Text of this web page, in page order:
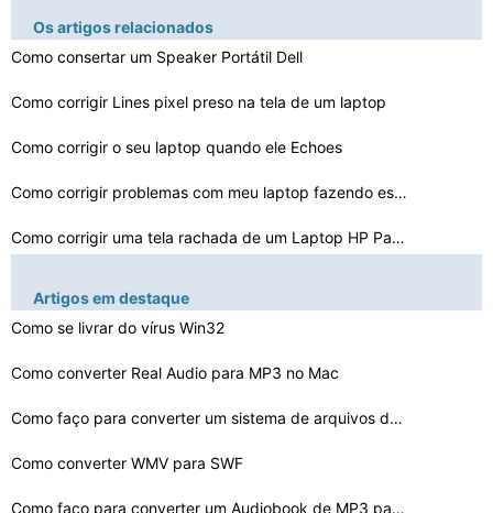
Os artigos relacionados
Como consertar um Speaker Portátil Dell
Como corrigir Lines pixel preso na tela de um laptop
Como corrigir o seu laptop quando ele Echoes
Como corrigir problemas com meu laptop fazendo estranha…
Como corrigir uma tela rachada de um Laptop HP Pavilion…
los
Como faço para corrigir meu NIC no meu Dell Latitude D…
Artigos em destaque
Como se livrar do vírus Win32
Como converter Real Audio para MP3 no Mac
Como faço para converter um sistema de arquivos de CDF…
Como converter WMV para SWF
Como faço para converter um Audiobook de MP3 para iPod…